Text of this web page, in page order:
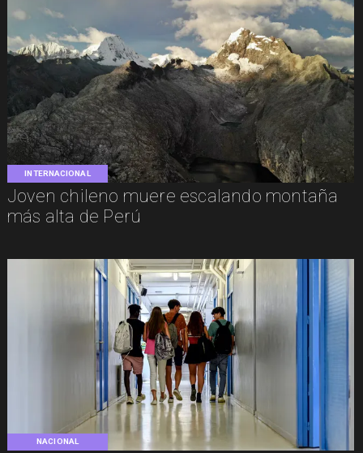
INTERNACIONAL
Joven chileno muere escalando montaña
más alta de Perú
NACIONAL